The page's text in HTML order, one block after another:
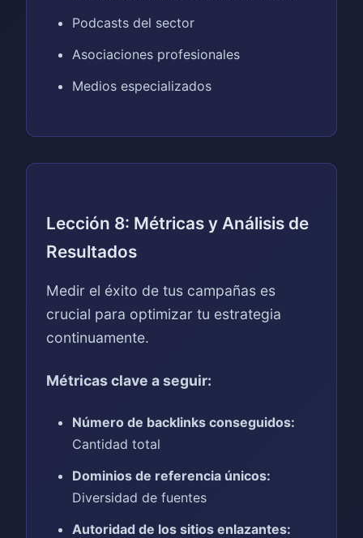
Podcasts del sector
Asociaciones profesionales
Medios especializados
Lección 8: Métricas y Análisis de
Resultados
Medir el éxito de tus campañas es
crucial para optimizar tu estrategia
continuamente.
Métricas clave a seguir:
Número de backlinks conseguidos:
Cantidad total
Dominios de referencia únicos:
Diversidad de fuentes
Autoridad de los sitios enlazantes: